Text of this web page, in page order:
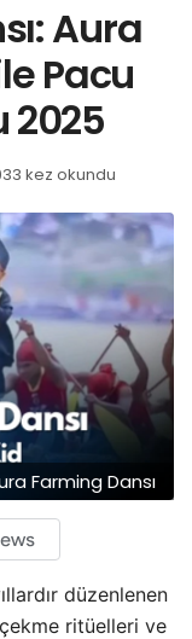
Aura
Pacu
2025
kez okundu
Farming Dansı
düzenlenen
ritüelleri ve